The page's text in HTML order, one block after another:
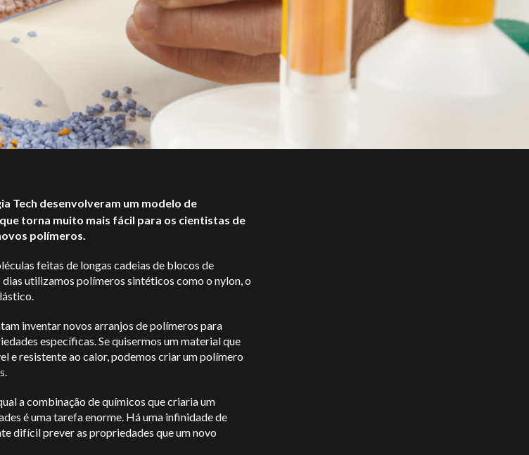
Tech desenvolveram um modelo de
torna muito mais fácil para os cientistas de
polímeros.
feitas de longas cadeias de blocos de
utilizamos polímeros sintéticos como o nylon, o
inventar novos arranjos de polímeros para
específicas. Se quisermos um material que
e resistente ao calor, podemos criar um polímero
a combinação de químicos que criaria um
é uma tarefa enorme. Há uma infinidade de
difícil prever as propriedades que um novo